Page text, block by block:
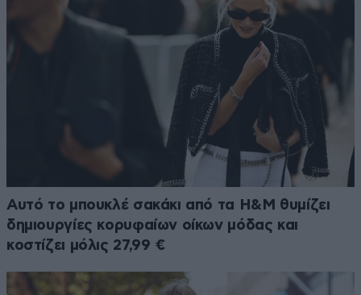
Αυτό το μπουκλέ σακάκι από τα H&M θυμίζει
δημιουργίες κορυφαίων οίκων μόδας και
κοστίζει μόλις 27,99 €